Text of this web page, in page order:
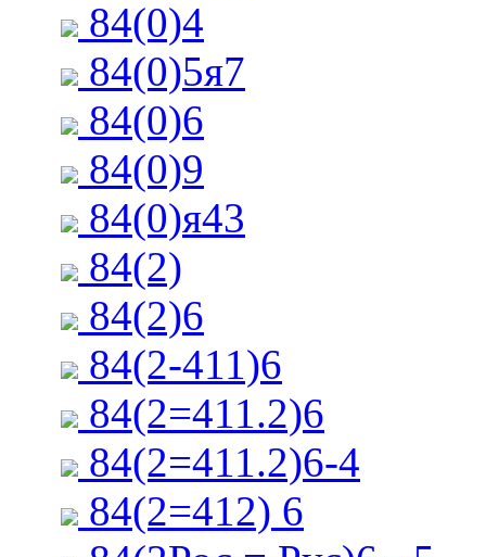
84(0)4
84(0)5я7
84(0)6
84(0)9
84(0)я43
84(2)
84(2)6
84(2-411)6
84(2=411.2)6
84(2=411.2)6-4
84(2=412) 6